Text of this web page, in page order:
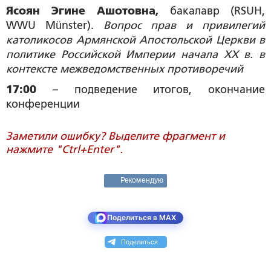
Ясоян Эгине Ашотовна, бакалавр (RSUH,
WWU Münster).
Вопрос прав и привилегий
католикосов Армянской Апостольской Церкви в
политике Российской Империи начала XX в. в
контексте межведомственных противоречий
17:00 – подведение итогов, окончание
конференции
Заметили ошибку? Выделите фрагмент и
нажмите "Ctrl+Enter".
Рекомендую
Поделиться в MAX
Поделиться